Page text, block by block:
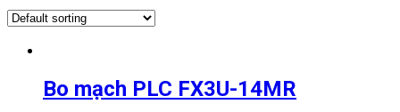
Bo mạch PLC FX3U-14MR